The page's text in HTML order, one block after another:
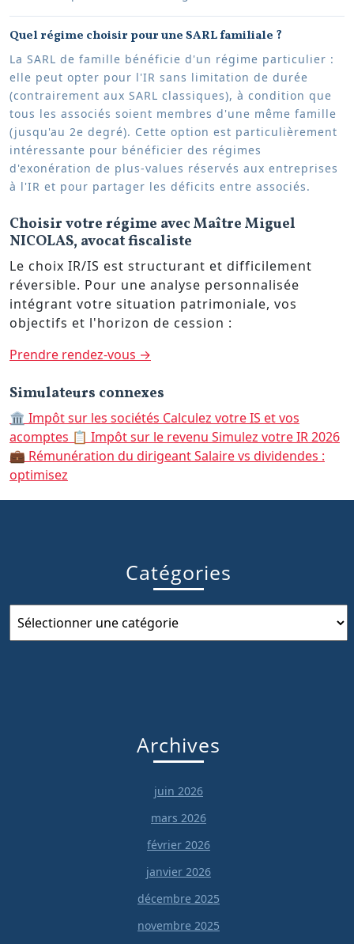
Quel régime choisir pour une SARL familiale ?
La SARL de famille bénéficie d'un régime particulier :
elle peut opter pour l'IR sans limitation de durée
(contrairement aux SARL classiques), à condition que
tous les associés soient membres d'une même famille
(jusqu'au 2e degré). Cette option est particulièrement
intéressante pour bénéficier des régimes
d'exonération de plus-values réservés aux entreprises
à l'IR et pour partager les déficits entre associés.
Choisir votre régime avec Maître Miguel
NICOLAS, avocat fiscaliste
Le choix IR/IS est structurant et difficilement
réversible. Pour une analyse personnalisée
intégrant votre situation patrimoniale, vos
objectifs et l'horizon de cession :
Prendre rendez-vous →
Simulateurs connexes
🏛️ Impôt sur les sociétés Calculez votre IS et vos
acomptes 📋 Impôt sur le revenu Simulez votre IR 2026
💼 Rémunération du dirigeantSalaire vs dividendes :
optimisez
Catégories
Catégories
Archives
juin 2026
mars 2026
février 2026
janvier 2026
décembre 2025
novembre 2025